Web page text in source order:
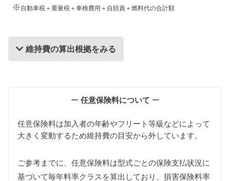
※ 自動車税＋重量税＋車検費用＋自賠責＋燃料代の合計額
維持費の算出根拠をみる
維持費の算出根拠
ー 任意保険料について ー
任意保険料は加入者の年齢やフリート等級などによって
大きく変動するため維持費の目安から外しています。
ご参考までに、任意保険料は型式ごとの保険支払状況に
基づいて毎年料率クラスを算出しており、損害保険料率